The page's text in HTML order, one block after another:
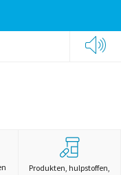
Produkten, hulpstoffen,